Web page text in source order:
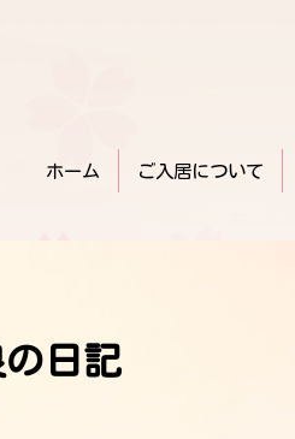
ホーム ご入居について
日記